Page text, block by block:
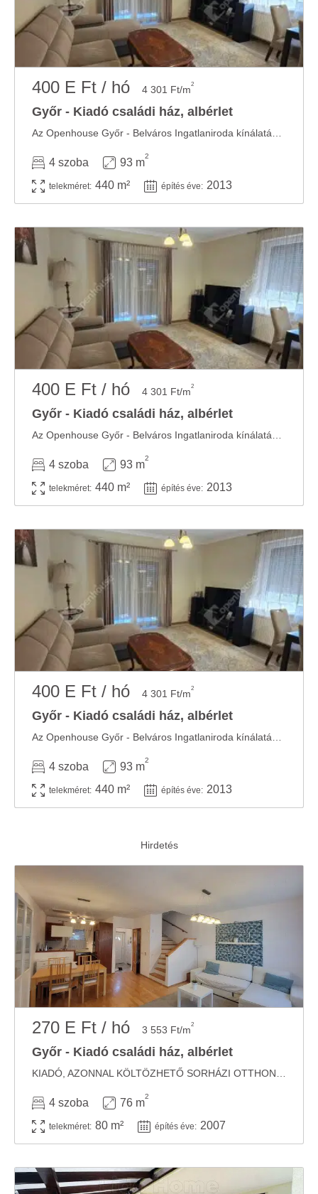
400 E Ft / hó 4 301 Ft/m2
Győr - Kiadó családi ház, albérlet
4 szoba 93 m
2
telekméret: 440 m² építés éve: 2013
400 E Ft / hó 4 301 Ft/m2
Győr - Kiadó családi ház, albérlet
4 szoba 93 m
2
telekméret: 440 m² építés éve: 2013
400 E Ft / hó 4 301 Ft/m2
Győr - Kiadó családi ház, albérlet
4 szoba 93 m
2
telekméret: 440 m² építés éve: 2013
270 E Ft / hó 3 553 Ft/m2
Győr - Kiadó családi ház, albérlet
4 szoba 76 m
2
telekméret: 80 m² építés éve: 2007